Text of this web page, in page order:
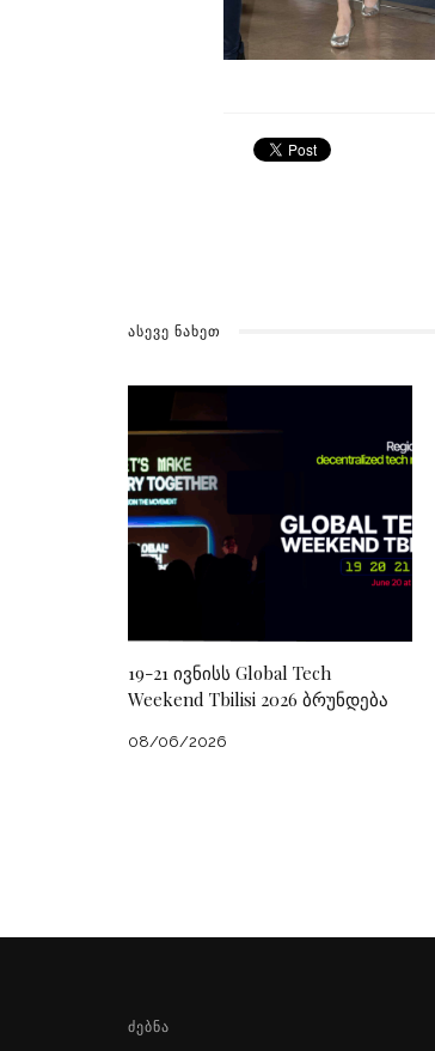
ᲐᲡᲔᲕᲔ ᲜᲐᲮᲔᲗ
19-21 ივნისს Global Tech
Weekend Tbilisi 2026 ბრუნდება
08/06/2026
ᲫᲔᲑᲜᲐ